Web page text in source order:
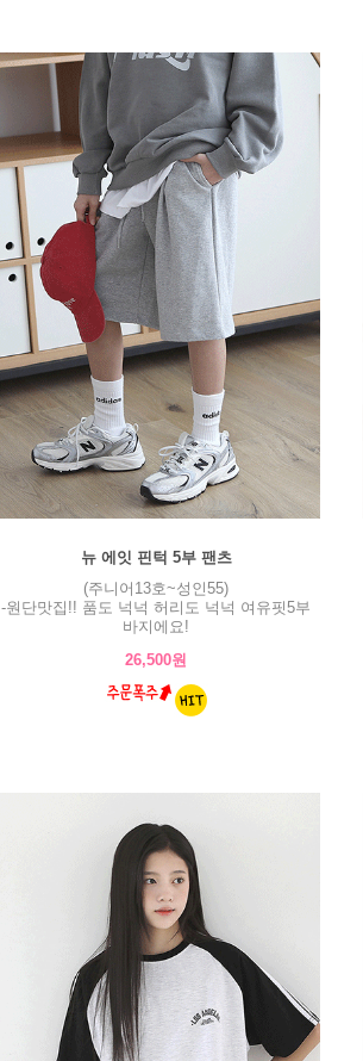
뉴 에잇 핀턱 5부 팬츠
(주니어13호~성인55)
-원단맛집!! 품도 넉넉 허리도 넉넉 여유핏5부
바지에요!
26,500원